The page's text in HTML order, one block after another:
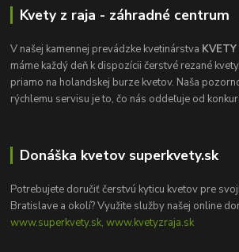
Kvety z raja - záhradné centrum
V našej kamennej prevádzke kvetinárstva
máme každý deň k dispozícii čerstvé rezané
priamo na holandskej burze kvetov. Naša
rýchlemu servisu je to, čo nás oddeľuje od
Donáška kvetov superkvety.sk
Potrebujete doručiť čerstvú kyticu kvetov pre
Bratislave a okolí? Využite služby našej online
www.superkvety.sk, www.kvetyzraja.sk